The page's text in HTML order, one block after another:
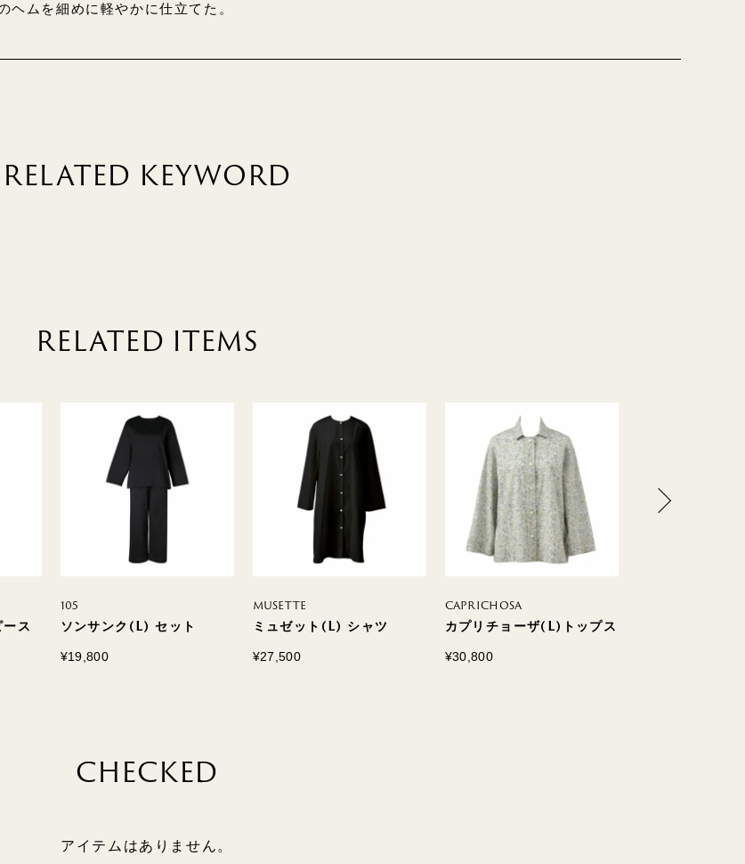
ムを細めに軽やかに仕立てた。
RELATED KEYWORD
RELATED ITEMS
ス
105
ソンサンク(L) セット
¥19,800
MUSETTE
ミュゼット(L) シャツ
¥27,500
CAPRICHOSA
カプリチョーザ(L)トップス
¥30,800
CHECKED
アイテムはありません。